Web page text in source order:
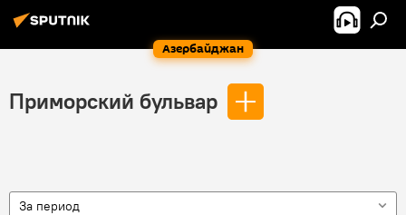
Азербайджан
Приморский бульвар
За период